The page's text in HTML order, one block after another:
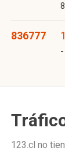
836777
123.cl no